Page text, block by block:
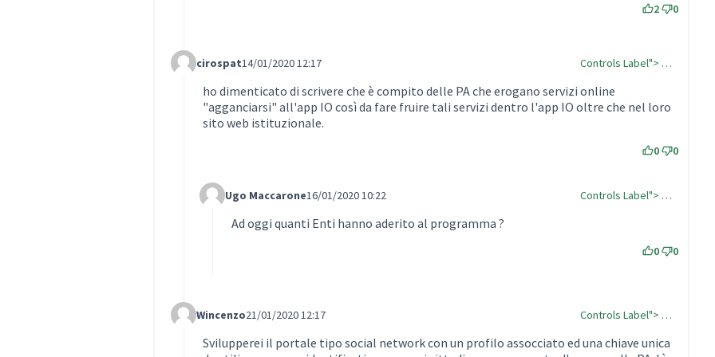
2 0
Comment Label Reply
cirospat14/01/2020 12:17 Controls Label"> …
ho dimenticato di scrivere che è compito delle PA che erogano servizi online
"agganciarsi" all'app IO così da fare fruire tali servizi dentro l'app IO oltre che nel loro
sito web istituzionale.
0 0
Comment Label Reply
Ugo Maccarone16/01/2020 10:22 Controls Label"> …
Ad oggi quanti Enti hanno aderito al programma ?
0 0
Comment Label Reply
Wincenzo21/01/2020 12:17 Controls Label"> …
Svilupperei il portale tipo social network con un profilo assocciato ed una chiave unica